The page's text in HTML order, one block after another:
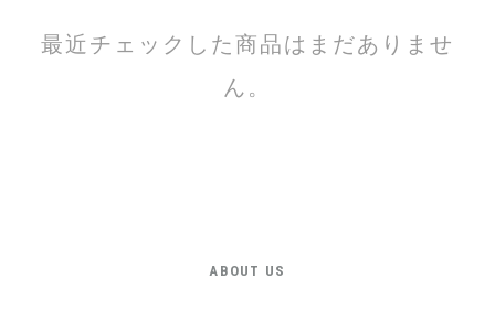
最近チェックした商品はまだありませ
ん。
ABOUT US